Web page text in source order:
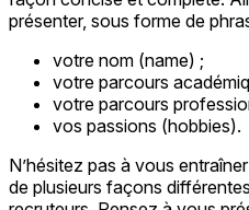
présenter, sous forme de
votre nom (name) ;
votre parcours
votre parcours
vos passions (hobbies).
N’hésitez pas à vous
de plusieurs façons